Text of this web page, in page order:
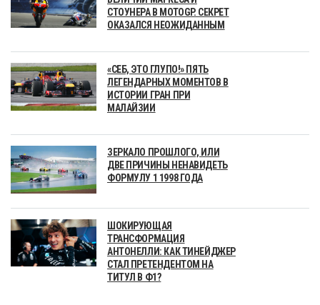
СТОУНЕРА В MOTOGP. СЕКРЕТ
ОКАЗАЛСЯ НЕОЖИДАННЫМ
«СЕБ, ЭТО ГЛУПО!» ПЯТЬ
ЛЕГЕНДАРНЫХ МОМЕНТОВ В
ИСТОРИИ ГРАН ПРИ
МАЛАЙЗИИ
ЗЕРКАЛО ПРОШЛОГО, ИЛИ
ДВЕ ПРИЧИНЫ НЕНАВИДЕТЬ
ФОРМУЛУ 1 1998 ГОДА
ШОКИРУЮЩАЯ
ТРАНСФОРМАЦИЯ
АНТОНЕЛЛИ: КАК ТИНЕЙДЖЕР
СТАЛ ПРЕТЕНДЕНТОМ НА
ТИТУЛ В Ф1?